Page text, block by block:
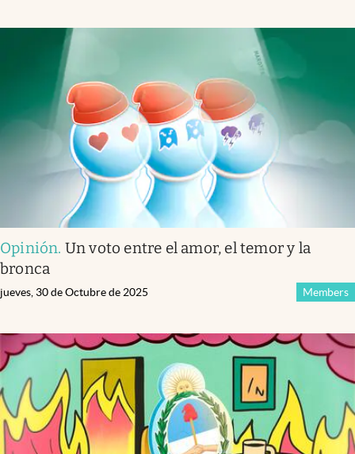
Opinión. Un voto entre el amor, el temor y la
bronca
Members
jueves, 30 de Octubre de 2025